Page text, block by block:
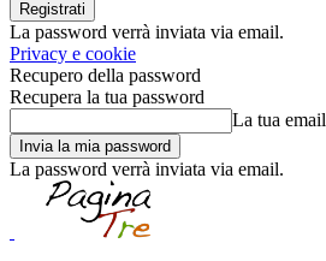
La password verrà inviata via email.
Privacy e cookie
Recupero della password
Recupera la tua password
La tua email
La password verrà inviata via email.